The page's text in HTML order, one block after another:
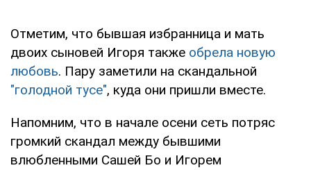
Отметим, что бывшая избранница и мать
двоих сыновей Игоря также обрела новую
любовь. Пару заметили на скандальной
"голодной тусе", куда они пришли вместе.
Напомним, что в начале осени сеть потряс
громкий скандал между бывшими
влюбленными Сашей Бо и Игорем